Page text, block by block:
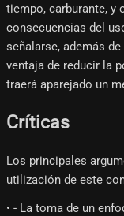
tiempo, carburante, y
consecuencias del
señalarse, además
ventaja de reducir la
traerá aparejado un
Críticas
Los principales
utilización de este
• - La toma de un